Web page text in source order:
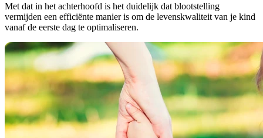
Met dat in het achterhoofd is het duidelijk dat blootstelling
vermijden een efficiënte manier is om de levenskwaliteit van je kind
vanaf de eerste dag te optimaliseren.